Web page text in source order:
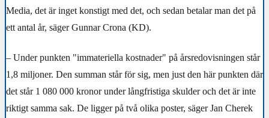
Media, det är inget konstigt med det, och sedan betalar man det på
ett antal år, säger Gunnar Crona (KD).
– Under punkten "immateriella kostnader" på årsredovisningen står
1,8 miljoner. Den summan står för sig, men just den här punkten där
det står 1 080 000 kronor under långfristiga skulder och det är inte
riktigt samma sak. De ligger på två olika poster, säger Jan Cherek